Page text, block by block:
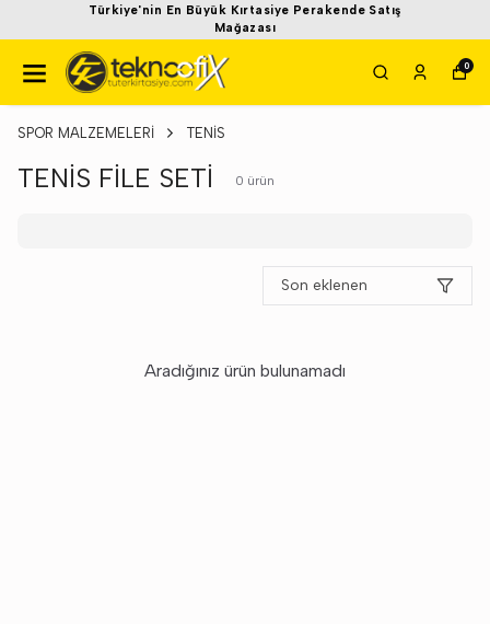
Türkiye'nin En Büyük Kırtasiye Perakende Satış
Mağazası
0
SPOR MALZEMELERİ TENİS
TENİS FİLE SETİ 0 ürün
Son eklenen
Aradığınız ürün bulunamadı